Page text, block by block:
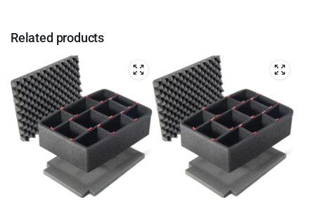
Related products